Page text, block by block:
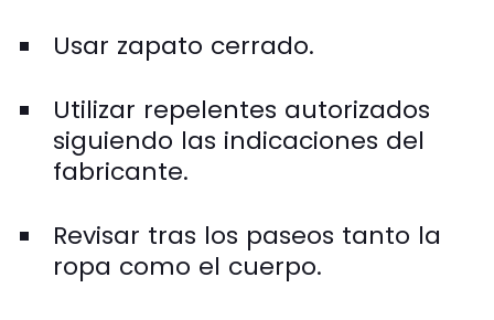
Usar zapato cerrado.
Utilizar repelentes autorizados
siguiendo las indicaciones del
fabricante.
Revisar tras los paseos tanto la
ropa como el cuerpo.